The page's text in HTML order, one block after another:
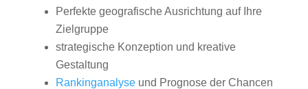
Perfekte geografische Ausrichtung auf Ihre
Zielgruppe
strategische Konzeption und kreative
Gestaltung
Rankinganalyseund Prognose der Chancen